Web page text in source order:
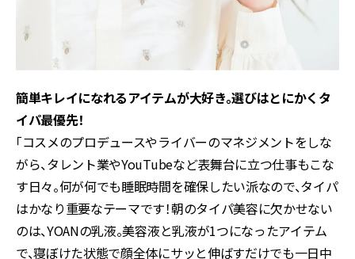
簡単キレイになれるアイテムが大好き。選びはとにかくタ
イパ最優先！
「コスメのプロデュースやライバーのマネジメントをしな
がら、タレント業やYouTubeなど表舞台に立つ仕事もこな
す日々。何が何でも睡眠時間を確保したい派なので、タイパ
はかなり重要なテーマです！朝のタイパ美容に欠かせない
のは、YOANの乳液。美容液と乳液が1つになったアイテム
で、寝ぼけた状態で顔全体にサッと伸ばすだけでも一日中